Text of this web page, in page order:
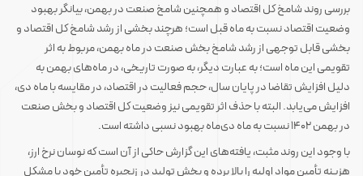
بررسی روند شامخ کل اقتصاد و همچنین شامخ صنعت در بهمن، بیانگر بهبود
وضعیت اقتصاد نسبت به ماه قبل است؛ هرچند بخشی از رشد شامخ کل اقتصاد و
بخشی قابل توجهی از رشد شامخ بخش صنعت در ماه بهمن، مربوط به اثر
تقویمی این ماه است؛ به عبارت دیگر، به صورت تاریخی، در ماه‌های بهمن به
دلیل افزایش تقاضا در پایان سال، حجم فعالیت در اقتصاد، در مقایسه با ماه دی،
افزایش می‌یابد. البته با حذف اثر تقویمی نیز وضعیت کل اقتصاد و بخش صنعت
در بهمن 1402 نسبت به ماه دی‌ماه بهبود نسبی داشته است.
با وجود این روند مثبت، یافته‌های این گزارش حاکی از آن است که نوسان نرخ ارز،
هزینه تأمین مواد اولیه را بالا برده و بخش تولید در زنجیره تأمین خود با مشکل